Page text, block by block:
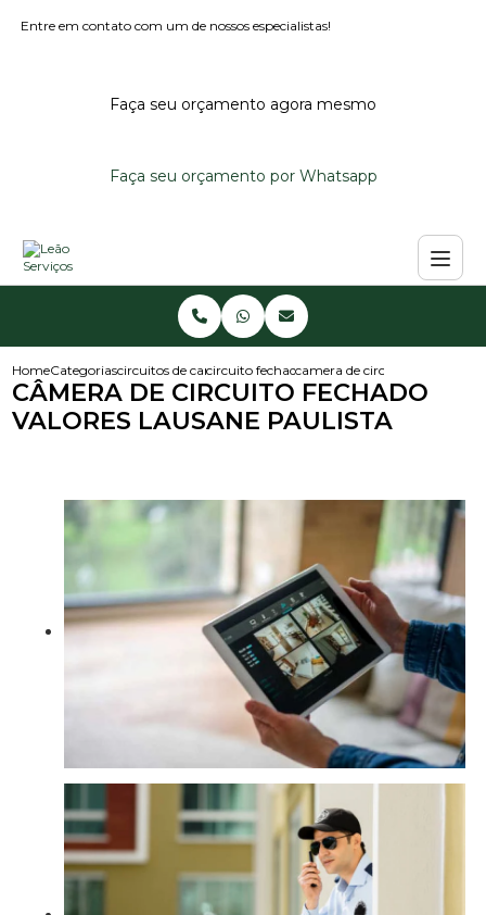
Entre em contato com um de nossos especialistas!
Faça seu orçamento agora mesmo
Faça seu orçamento por Whatsapp
HomeCategoriascircuitos de camerascircuito fechado de camerascamera de circuito fechado
CÂMERA DE CIRCUITO FECHADO
VALORES LAUSANE PAULISTA